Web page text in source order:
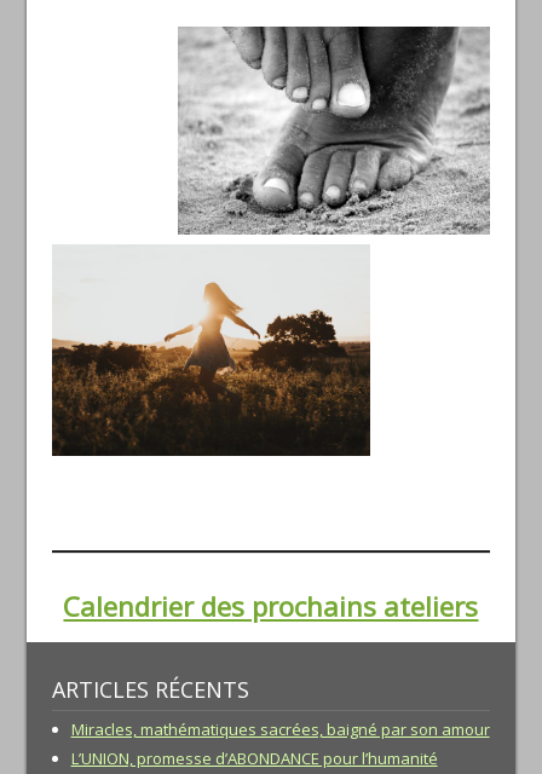
Calendrier des prochains ateliers
ARTICLES RÉCENTS
Miracles, mathématiques sacrées, baigné par son amour
L’UNION, promesse d’ABONDANCE pour l’humanité